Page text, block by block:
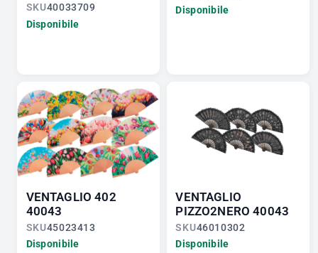
SKU40033709
Disponibile
Disponibile
VENTAGLIO 402
40043
SKU45023413
Disponibile
VENTAGLIO
PIZZO2NERO 40043
SKU46010302
Disponibile